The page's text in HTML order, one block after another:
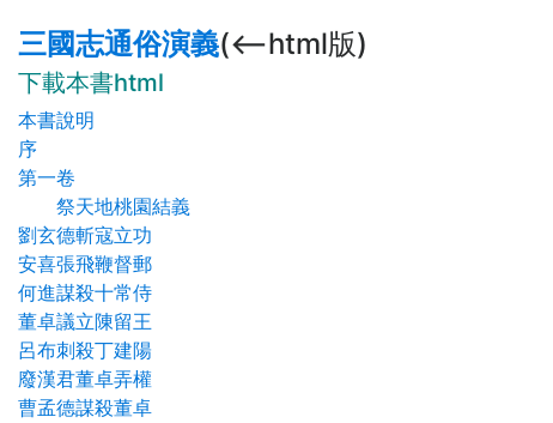
三國志通俗演義(<--html版)
下載本書html
本書說明
序
第一卷
祭天地桃園結義
劉玄德斬寇立功
安喜張飛鞭督郵
何進謀殺十常侍
董卓議立陳留王
呂布刺殺丁建陽
廢漢君董卓弄權
曹孟德謀殺董卓